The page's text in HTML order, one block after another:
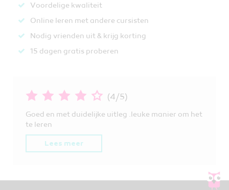
Voordelige kwaliteit
Online leren met andere cursisten
Nodig vrienden uit & krijg korting
15 dagen gratis proberen
(4/5)
Goed en met duidelijke uitleg .leuke manier om het
te leren
Lees meer